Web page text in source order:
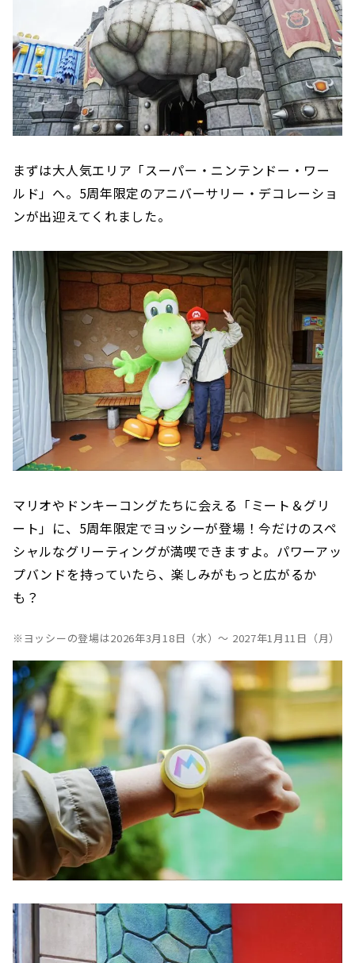
まずは大人気エリア「スーパー・ニンテンドー・ワー
ルド」へ。5周年限定のアニバーサリー・デコレーショ
ンが出迎えてくれました。
マリオやドンキーコングたちに会える「ミート＆グリ
ート」に、5周年限定でヨッシーが登場！今だけのスペ
シャルなグリーティングが満喫できますよ。パワーアッ
プバンドを持っていたら、楽しみがもっと広がるか
も？
※ヨッシーの登場は2026年3月18日（水）～ 2027年1月11日（月）